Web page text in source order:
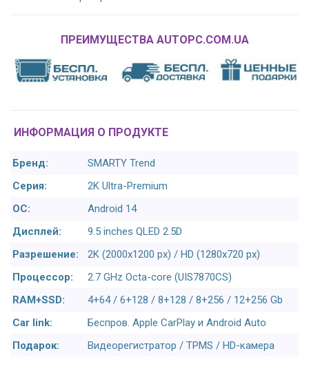
ПРЕИМУЩЕСТВА AUTOPC.COM.UA
ИНФОРМАЦИЯ О ПРОДУКТЕ
Бренд:
SMARTY Trend
Серия:
2K Ultra-Premium
ОС:
Android 14
Дисплей:
9.5 inches QLED 2.5D
Разрешение:
2K (2000x1200 px) / HD (1280x720 px)
Процессор:
2.7 GHz Octa-core (UIS7870CS)
RAM+SSD:
4+64 / 6+128 / 8+128 / 8+256 / 12+256 Gb
Car link:
Беспров. Apple CarPlay и Android Auto
Подарок:
Видеорегистратор / TPMS / HD-камера